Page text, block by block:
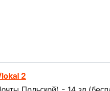
2